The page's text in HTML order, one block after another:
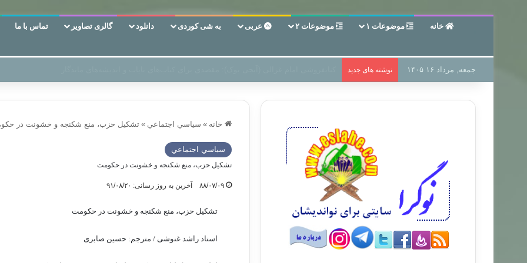
خانه موضوعات ۱ موضوعات ۲ عربی به شی کوردی دانلود گالری تصاویر تماس با ما
جمعه, مرداد ۱۶ ۱۴۰۵ نوشته های جدید
خانه » سياسي اجتماعي »تشکیل حزب، منع شکنجه و خشونت در
سياسي اجتماعي
تشکیل حزب، منع شکنجه و خشونت در حکومت
۸۸/۰۷/۰۹ آخرین به روز رسانی: ۹۱/۰۸/۲۰
تشکیل حزب، منع شکنجه و خشونت در حکومت
استاد راشد غنوشی / مترجم: حسین صابری